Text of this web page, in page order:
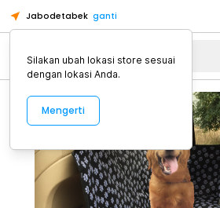
Jabodetabek ganti
Alat Kopi
Silakan ubah lokasi store sesuai
dengan lokasi Anda.
Mengerti